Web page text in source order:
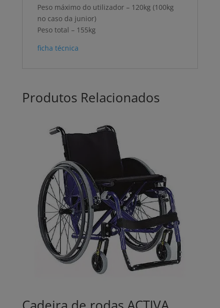
Peso máximo do utilizador – 120kg (100kg
no caso da junior)
Peso total – 155kg
ficha técnica
Produtos Relacionados